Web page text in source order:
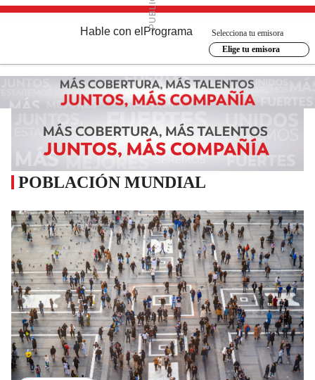
Hable con el Programa
Selecciona tu emisora
Elige tu emisora
POBLACIÓN MUNDIAL